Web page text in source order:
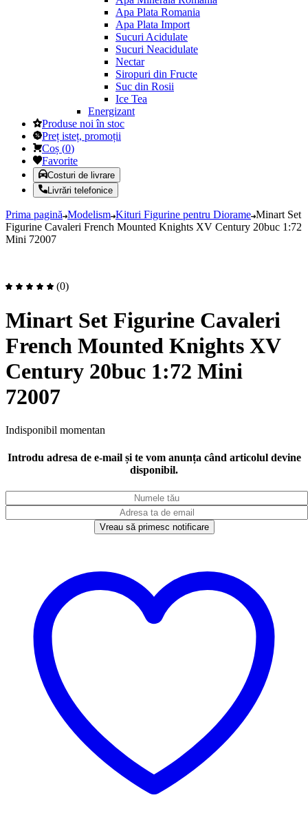
Apa Plata Romania
Apa Plata Import
Sucuri Acidulate
Sucuri Neacidulate
Nectar
Siropuri din Fructe
Suc din Rosii
Ice Tea
Energizant
Produse noi în stoc
Preț isteț, promoții
Coș (0)
Favorite
Costuri de livrare
Livrări telefonice
Prima pagină Modelism Kituri Figurine pentru Diorame Minart Set
Figurine Cavaleri French Mounted Knights XV Century 20buc 1:72
Mini 72007
(0)
Minart Set Figurine Cavaleri
French Mounted Knights XV
Century 20buc 1:72 Mini
72007
Indisponibil momentan
Introdu adresa de e-mail și te vom anunța când articolul devine
disponibil.
Vreau să primesc notificare